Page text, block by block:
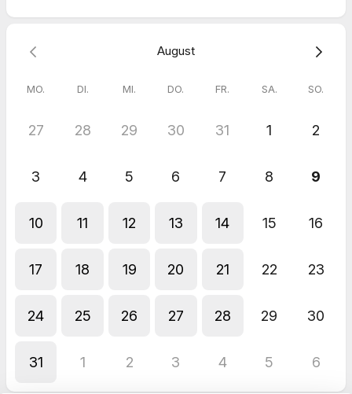
online zu vereinbaren.
ganz unkompliziert persönlich.
August
MO. DI. MI. DO. FR. SA. SO.
27 28 29 30 31 1 2
3 4 5 6 7 8 9
10 11 12 13 14 15 16
17 18 19 20 21 22 23
24 25 26 27 28 29 30
31 1 2 3 4 5 6